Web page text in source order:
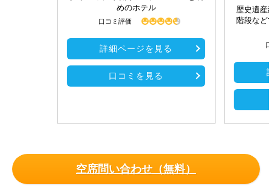
めのホテル
口コミ評価
詳細ページを見る
口コミを見る
歴史遺産
階段など
空席問い合わせ（無料）